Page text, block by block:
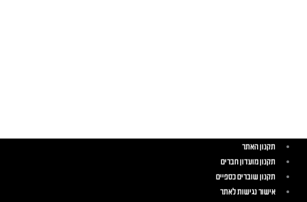
תקנון האתר
תקנון מועדון חברים
תקנון שוברים כספיים
אישור נגישות לאתר